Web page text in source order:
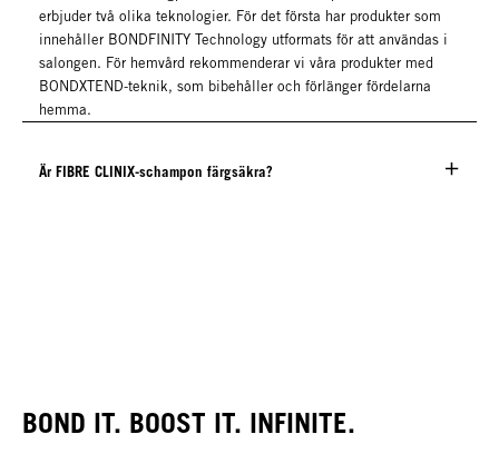
erbjuder två olika teknologier. För det första har produkter som
innehåller BONDFINITY Technology utformats för att användas i
salongen. För hemvård rekommenderar vi våra produkter med
BONDXTEND-teknik, som bibehåller och förlänger fördelarna
hemma.
Är FIBRE CLINIX-schampon färgsäkra?
BOND IT. BOOST IT. INFINITE.